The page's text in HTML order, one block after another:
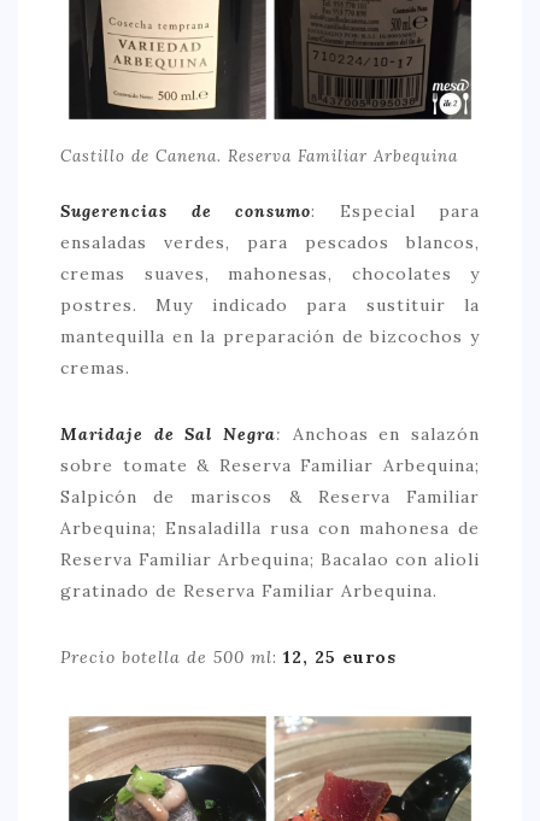
Castillo de Canena. Reserva Familiar Arbequina
Sugerencias de consumo: Especial para
ensaladas verdes, para pescados blancos,
cremas suaves, mahonesas, chocolates y
postres. Muy indicado para sustituir la
mantequilla en la preparación de bizcochos y
cremas.
Maridaje de Sal Negra: Anchoas en salazón
sobre tomate & Reserva Familiar Arbequina;
Salpicón de mariscos & Reserva Familiar
Arbequina; Ensaladilla rusa con mahonesa de
Reserva Familiar Arbequina; Bacalao con alioli
gratinado de Reserva Familiar Arbequina.
Precio botella de 500 ml: 12, 25 euros